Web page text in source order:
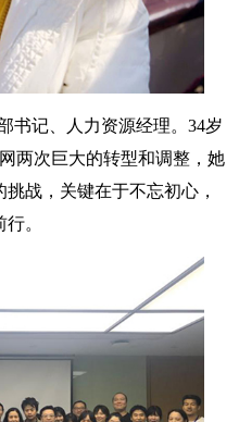
书记、人力资源经理。34岁
两次巨大的转型和调整，她
战，关键在于不忘初心，
。